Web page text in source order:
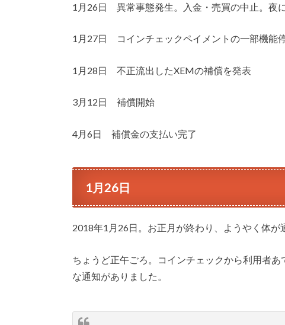
1月26日 異常事態発生。入金・売買の中止。夜に
1月27日 コインチェックペイメントの一部機能
1月28日 不正流出したXEMの補償を発表
3月12日 補償開始
4月6日 補償金の支払い完了
1月26日
2018年1月26日。お正月が終わり、ようやく体が
ちょうど正午ごろ。コインチェックから利用者
な通知がありました。